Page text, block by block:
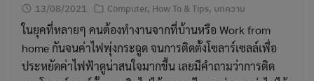
13/08/2021 Computer, How To & Tips, บทความ
ในยุคที่หลายๆ คนต้องทำงานจากที่บ้านหรือ Work from
home กันจนค่าไฟพุ่งกระฉูด จนการติดตั้งโซลาร์เซลล์เพื่อ
ประหยัดค่าไฟฟ้าดูน่าสนใจมากขึ้น เลยมีคำถามว่าการติด